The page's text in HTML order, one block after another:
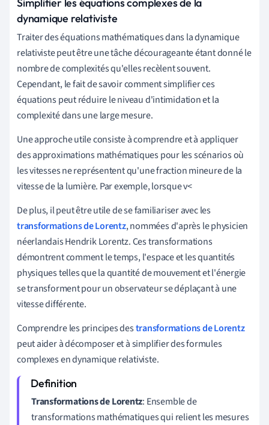
Simplifier les équations complexes de la
dynamique relativiste
Traiter des équations mathématiques dans la dynamique
relativiste peut être une tâche décourageante étant donné le
nombre de complexités qu'elles recèlent souvent.
Cependant, le fait de savoir comment simplifier ces
équations peut réduire le niveau d'intimidation et la
complexité dans une large mesure.
Une approche utile consiste à comprendre et à appliquer
des approximations mathématiques pour les scénarios où
les vitesses ne représentent qu'une fraction mineure de la
vitesse de la lumière. Par exemple, lorsque v<
De plus, il peut être utile de se familiariser avec les
transformations de Lorentz, nommées d'après le physicien
néerlandais Hendrik Lorentz. Ces transformations
démontrent comment le temps, l'espace et les quantités
physiques telles que la quantité de mouvement et l'énergie
se transforment pour un observateur se déplaçant à une
vitesse différente.
Comprendre les principes destransformations de Lorentz
peut aider à décomposer et à simplifier des formules
complexes en dynamique relativiste.
Transformations de Lorentz: Ensemble de
transformations mathématiques qui relient les mesures